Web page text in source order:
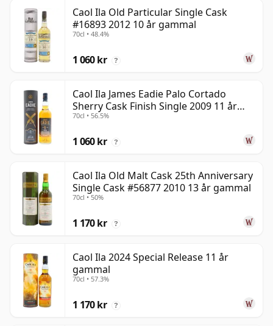
Caol Ila Old Particular Single Cask
#16893 2012 10 år gammal
70cl • 48.4%
1 060 kr ?
Caol Ila James Eadie Palo Cortado
Sherry Cask Finish Single 2009 11 år
gammal
70cl • 56.5%
1 060 kr ?
Caol Ila Old Malt Cask 25th Anniversary
Single Cask #56877 2010 13 år gammal
70cl • 50%
1 170 kr ?
Caol Ila 2024 Special Release 11 år
gammal
70cl • 57.3%
1 170 kr ?